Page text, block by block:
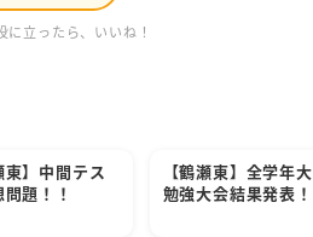
に立ったら、いいね！
東】中間テス
問題！！
【鶴瀬東】全学年大
勉強大会結果発表！